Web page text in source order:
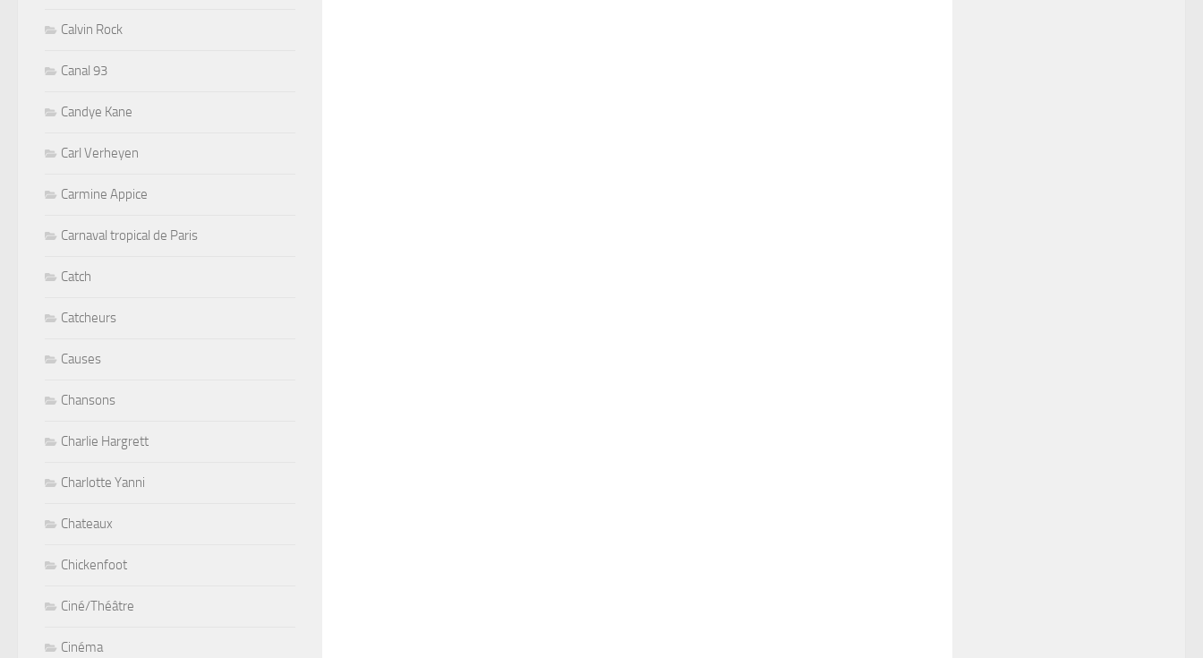
Calvin Rock
Canal 93
Candye Kane
Carl Verheyen
Carmine Appice
Carnaval tropical de Paris
Catch
Catcheurs
Causes
Chansons
Charlie Hargrett
Charlotte Yanni
Chateaux
Chickenfoot
Ciné/Théâtre
Cinéma